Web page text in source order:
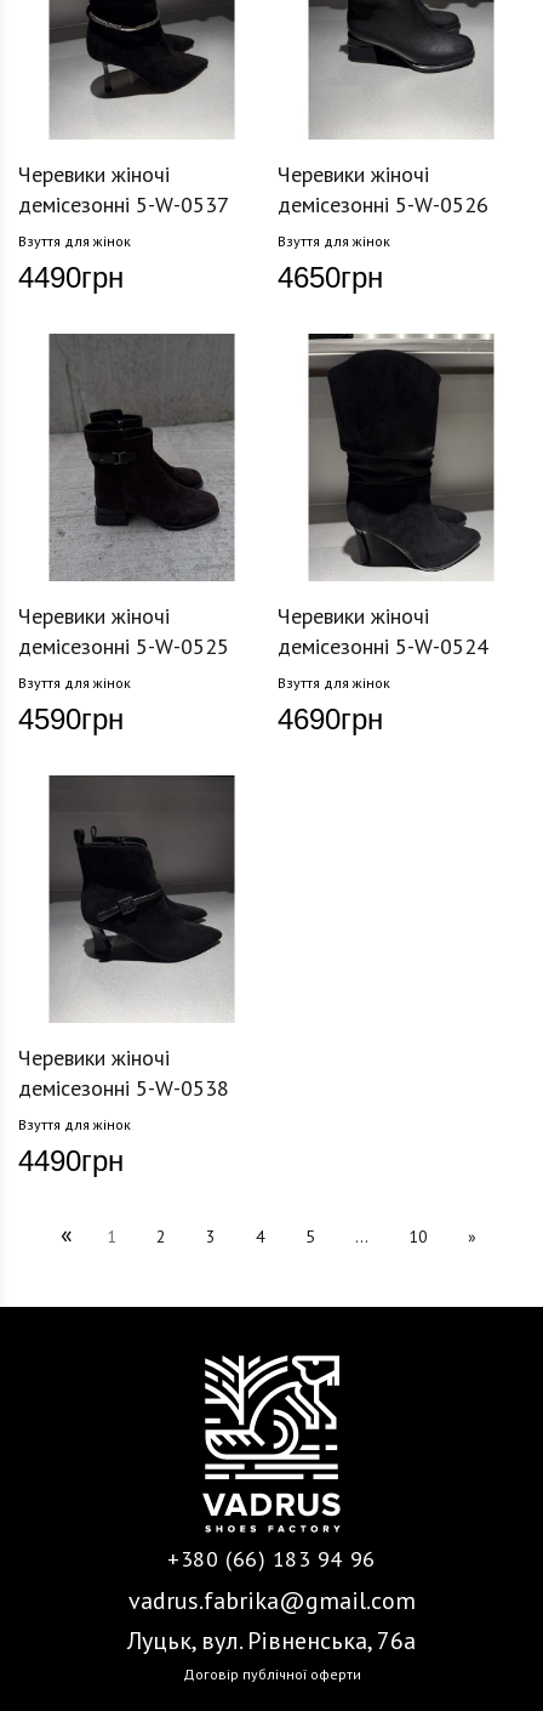
Черевики жіночі
демісезонні 5-W-0537
Взуття для жінок
4490грн
Черевики жіночі
демісезонні 5-W-0526
Взуття для жінок
4650грн
Черевики жіночі
демісезонні 5-W-0525
Взуття для жінок
4590грн
Черевики жіночі
демісезонні 5-W-0524
Взуття для жінок
4690грн
Черевики жіночі
демісезонні 5-W-0538
Взуття для жінок
4490грн
« 1 2 3 4 5 ... 10 »
+380 (66) 183 94 96
vadrus.fabrika@gmail.com
Луцьк, вул. Рівненська, 76а
Договір публічної оферти